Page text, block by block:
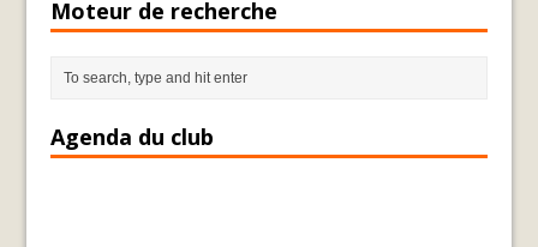
Moteur de recherche
Agenda du club